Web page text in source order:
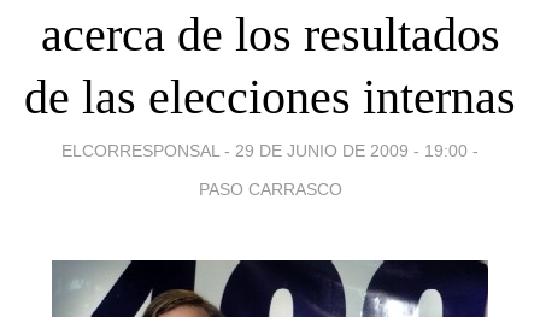
acerca de los resultados
de las elecciones internas
ELCORRESPONSAL - 29 DE JUNIO DE 2009 - 19:00 -
PASO CARRASCO